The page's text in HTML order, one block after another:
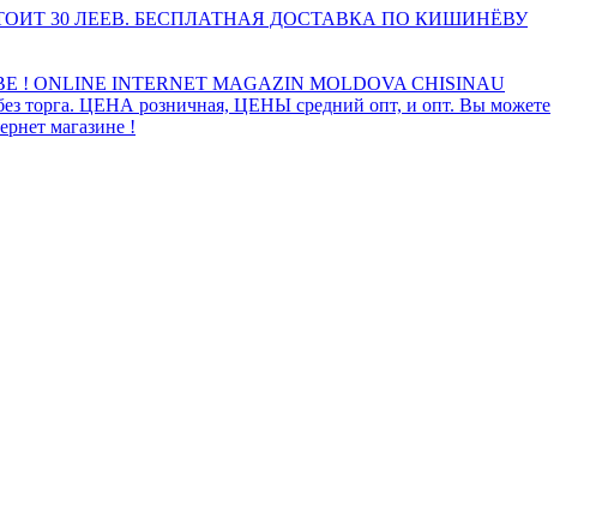
30 ЛЕЕВ. БЕСПЛАТНАЯ ДОСТАВКА ПО КИШИНЁВУ
INTERNET MAGAZIN MOLDOVA CHISINAU
торга. ЦЕНА розничная, ЦЕНЫ средний опт, и опт. Вы можете
магазине !